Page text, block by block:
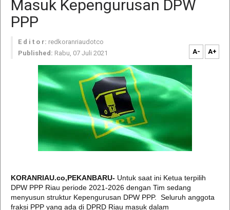
Masuk Kepengurusan DPW
PPP
E d i t o r: redkoranriaudotco
Published: Rabu, 07 Juli 2021 A- A+
KORANRIAU.co,PEKANBARU- Untuk saat ini Ketua terpilih
DPW PPP Riau periode 2021-2026 dengan Tim sedang
menyusun struktur Kepengurusan DPW PPP. Seluruh anggota
fraksi PPP yang ada di DPRD Riau masuk dalam